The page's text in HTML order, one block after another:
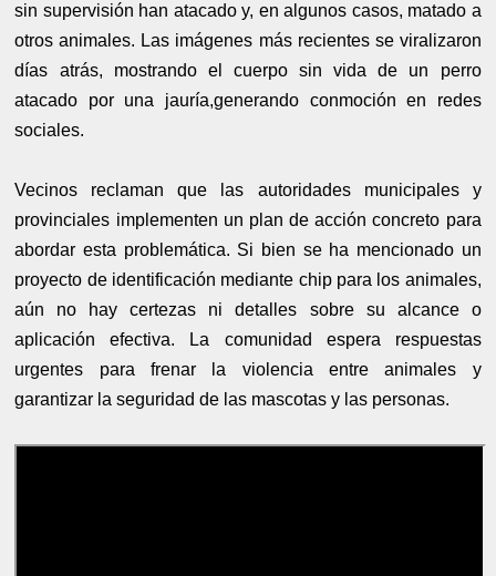
sin supervisión han atacado y, en algunos casos, matado a
otros animales. Las imágenes más recientes se viralizaron
días atrás, mostrando el cuerpo sin vida de un perro
atacado por una jauría,generando conmoción en redes
sociales.
Vecinos reclaman que las autoridades municipales y
provinciales implementen un plan de acción concreto para
abordar esta problemática. Si bien se ha mencionado un
proyecto de identificación mediante chip para los animales,
aún no hay certezas ni detalles sobre su alcance o
aplicación efectiva. La comunidad espera respuestas
urgentes para frenar la violencia entre animales y
garantizar la seguridad de las mascotas y las personas.